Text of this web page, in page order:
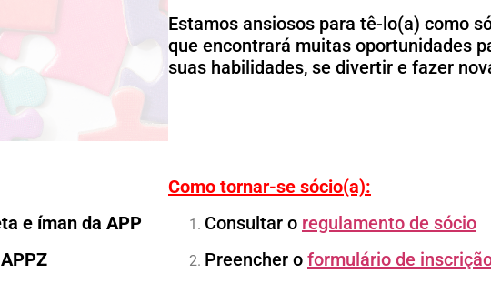
Estamos ansiosos para tê-lo(a) como
que encontrará muitas oportunidades
suas habilidades, se divertir e fazer
e íman da APP
Como tornar-se sócio(a):
Consultar o regulamento de sócio
Preencher o formulário de